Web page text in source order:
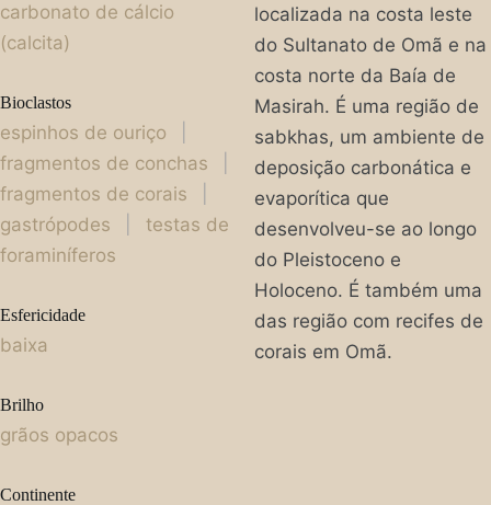
carbonato de cálcio
(calcita)
Bioclastos
espinhos de ouriço
fragmentos de conchas
fragmentos de corais
gastrópodes
testas de
foraminíferos
Esfericidade
baixa
Brilho
grãos opacos
Continente
localizada na costa leste
do Sultanato de Omã e na
costa norte da Baía de
Masirah. É uma região de
sabkhas, um ambiente de
deposição carbonática e
evaporítica que
desenvolveu-se ao longo
do Pleistoceno e
Holoceno. É também uma
das região com recifes de
corais em Omã.